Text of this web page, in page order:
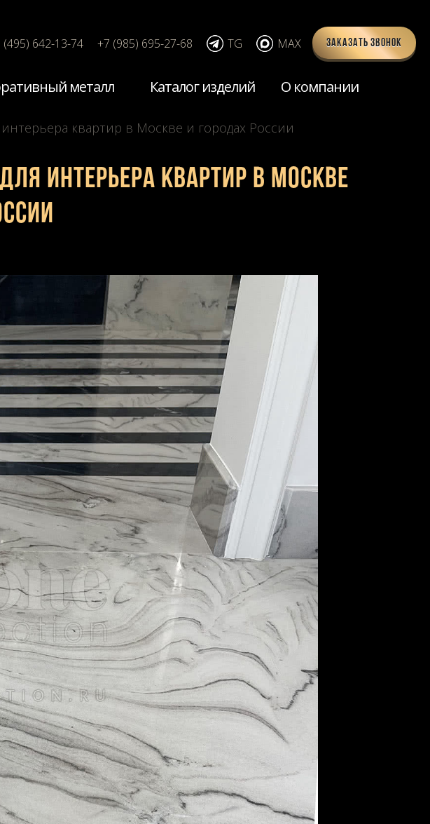
Заказать звонок
(495) 642-13-74 +7 (985) 695-27-68 TG MAX
металл Каталог изделий О компании
квартир в Москве и городах России
интерьера квартир в Москве